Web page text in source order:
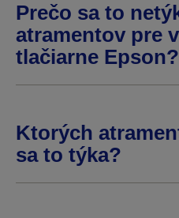
Prečo sa to
atramentov pre
tlačiarne Epson?
Ktorých
sa to týka?